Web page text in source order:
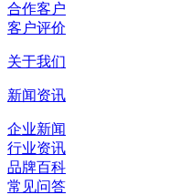
合作客户
客户评价
关于我们
新闻资讯
企业新闻
行业资讯
品牌百科
常见问答